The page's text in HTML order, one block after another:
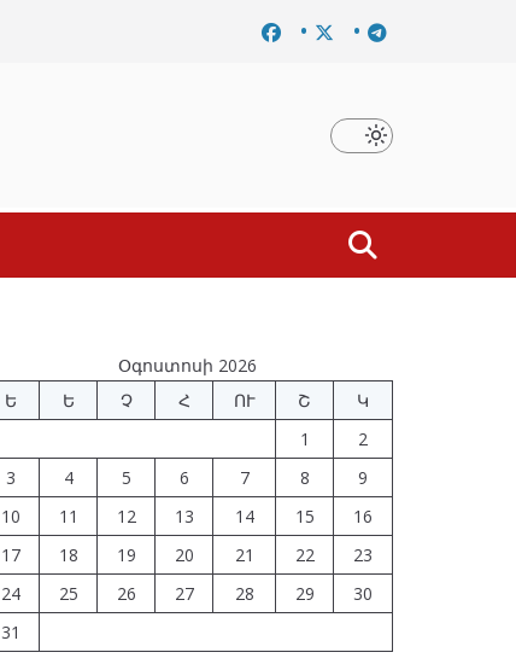
Նախկին բարձրաստիճան պաշտոնյաներ են
Օգոստոսի 2026
Ե
Ե Չ Հ ՈՒ Շ
Կ
1
2
3
4 5 6 7 8
9
10
11 12 13 14 15
16
17
18 19 20 21 22
23
24
25 26 27 28 29
30
31